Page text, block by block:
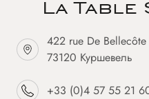
La Table
422 rue De Bellecôte
73120 Куршевель
+33 (0)4 57 55 21